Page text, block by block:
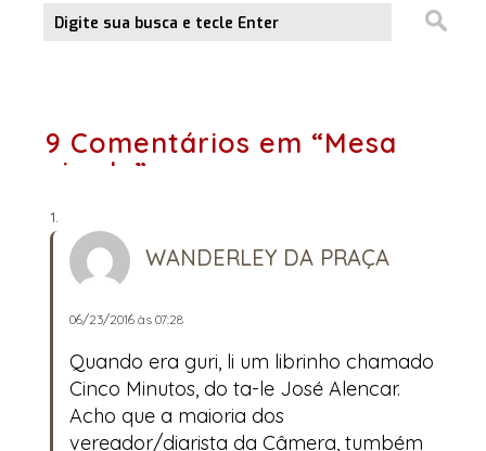
9 Comentários em “Mesa
virada”
WANDERLEY DA PRAÇA
06/23/2016 às 07:28
Quando era guri, li um librinho chamado
Cinco Minutos, do ta-le José Alencar.
Acho que a maioria dos
vereador/diarista da Câmera, tumbém